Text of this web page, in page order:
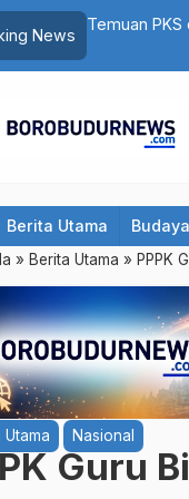
News
Cuma
Berita Utama Budaya
» Berita Utama » PPPK
Utama Nasional
Guru